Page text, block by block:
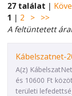
27 találat |
1 | 2 > >>
A feltüntetett
Kábelszatnet-
A(z)
és 10600 Ft
területi